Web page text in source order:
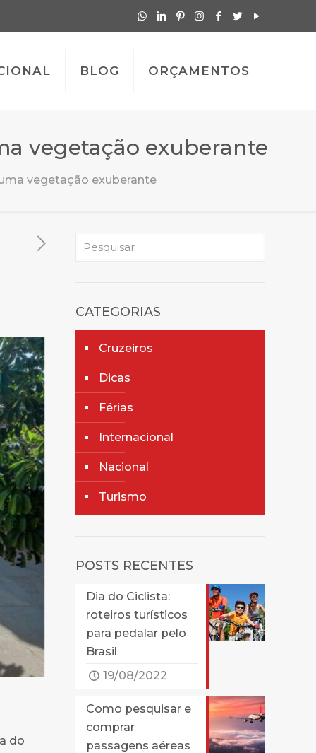
BLOG ORÇAMENTOS
vegetação exuberante
vegetação exuberante
do
CATEGORIAS
Cruzeiros
Dicas
Férias
Internacional
Nacional
Turismo
POSTS RECENTES
Dia do Ciclista:
roteiros turísticos
para pedalar pelo
Brasil
19/08/2022
Como pesquisar e
comprar
passagens aéreas